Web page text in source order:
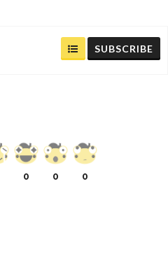
SUBSCRIBE
0 0 0